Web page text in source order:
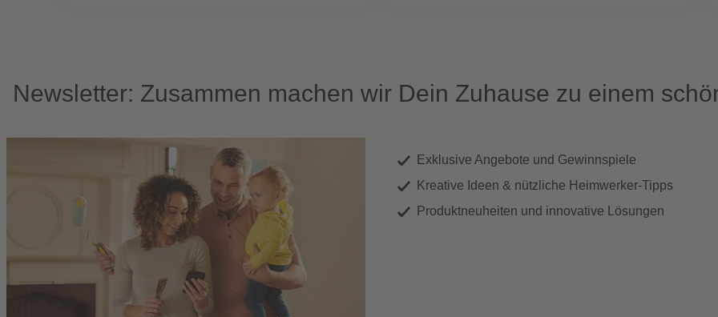
Newsletter: Zusammen machen wir Dein Zuhause zu einem
Exklusive Angebote und Gewinnspiele
Kreative Ideen & nützliche Heimwerker-Tipps
Produktneuheiten und innovative Lösungen